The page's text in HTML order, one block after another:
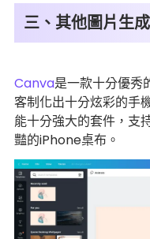
三、其他圖片生
Canva是一款十分優秀
客制化出十分炫彩的手
能十分強大的套件，支
豔的iPhone桌布。